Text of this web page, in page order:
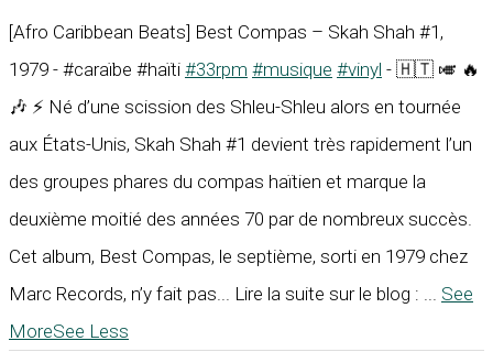
[Afro Caribbean Beats] Best Compas – Skah Shah #1,
1979 - #caraïbe #haïti #33rpm #musique #vinyl - 🇭🇹 🎺 🔥
🎶 ⚡ Né d’une scission des Shleu-Shleu alors en tournée
aux États-Unis, Skah Shah #1 devient très rapidement l’un
des groupes phares du compas haïtien et marque la
deuxième moitié des années 70 par de nombreux succès.
Cet album, Best Compas, le septième, sorti en 1979 chez
Marc Records, n’y fait pas... Lire la suite sur le blog : ... See
MoreSee Less